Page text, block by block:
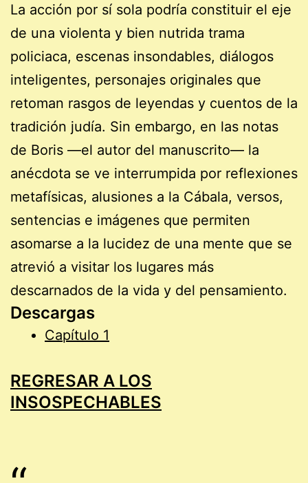
La acción por sí sola podría constituir el eje
de una violenta y bien nutrida trama
policiaca, escenas insondables, diálogos
inteligentes, personajes originales que
retoman rasgos de leyendas y cuentos de la
tradición judía. Sin embargo, en las notas
de Boris —el autor del manuscrito— la
anécdota se ve interrumpida por reflexiones
metafísicas, alusiones a la Cábala, versos,
sentencias e imágenes que permiten
asomarse a la lucidez de una mente que se
atrevió a visitar los lugares más
descarnados de la vida y del pensamiento.
Descargas
Capítulo 1
REGRESAR A LOS
INSOSPECHABLES